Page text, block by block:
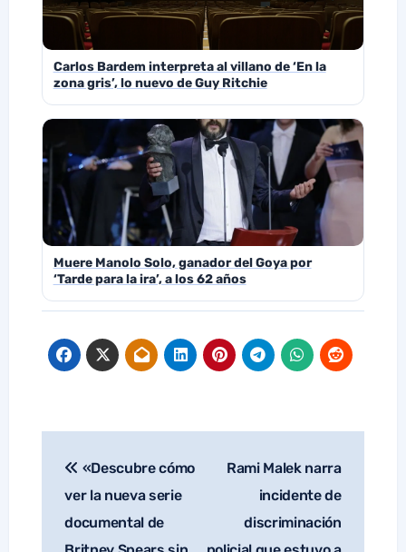
Carlos Bardem interpreta al villano de ‘En la
zona gris’, lo nuevo de Guy Ritchie
Muere Manolo Solo, ganador del Goya por
‘Tarde para la ira’, a los 62 años
Navegación
«Descubre cómo
ver la nueva serie
documental de
Rami Malek narra
incidente de
discriminación